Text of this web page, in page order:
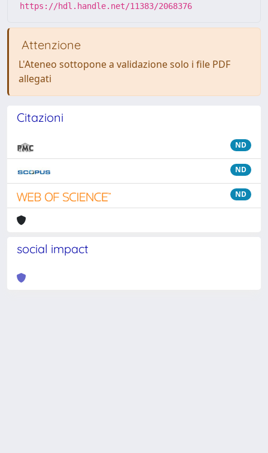
https://hdl.handle.net/11383/2068376
Attenzione
L'Ateneo sottopone a validazione solo i file PDF
allegati
Citazioni
ND
ND
ND
social impact